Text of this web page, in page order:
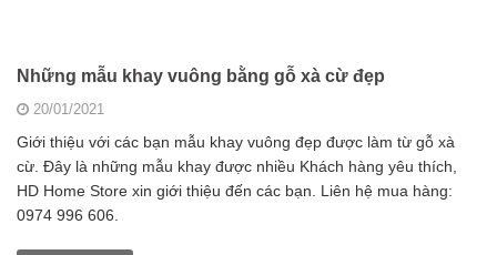
Những mẫu khay vuông bằng gỗ xà cừ đẹp
20/01/2021
Giới thiệu với các bạn mẫu khay vuông đẹp được làm từ gỗ xà
cừ. Đây là những mẫu khay được nhiều Khách hàng yêu thích,
HD Home Store xin giới thiệu đến các bạn. Liên hệ mua hàng:
0974 996 606.